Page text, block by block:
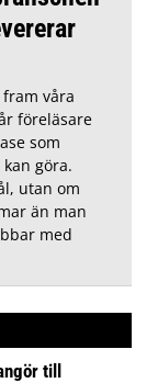
våra
föreläsare
som
göra.
utan om
än man
med
till